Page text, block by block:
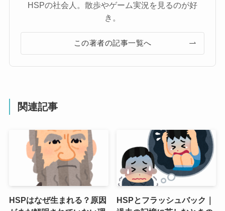
HSPの社会人。散歩やゲーム実況を見るのが好
き。
この著者の記事一覧へ
関連記事
HSPはなぜ生まれる？原因
HSPとフラッシュバック｜